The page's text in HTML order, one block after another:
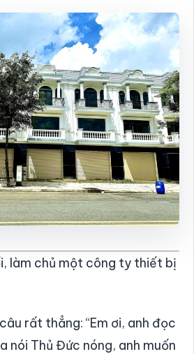
làm chủ một công ty thiết bị
rất thẳng: “Em ơi, anh đọc
nói Thủ Đức nóng, anh muốn